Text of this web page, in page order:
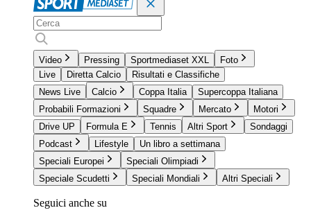
Video Pressing Sportmediaset XXL
Foto
Live
Diretta Calcio
Risultati e Classifiche
News Live
Calcio Coppa Italia
Supercoppa Italiana
Probabili Formazioni
Squadre Mercato
Motori
Drive UP
Formula E Tennis Altri Sport
Sondaggi
Podcast
Lifestyle
Un libro a settimana
Speciali Europei
Speciali Olimpiadi
Speciale Scudetti
Speciali Mondiali Altri Speciali
Seguici anche su